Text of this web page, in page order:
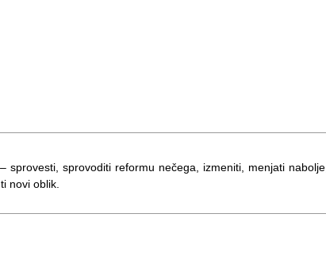
sprovesti, sprovoditi reformu nečega, izmeniti, menjati nabolje,
novi oblik.